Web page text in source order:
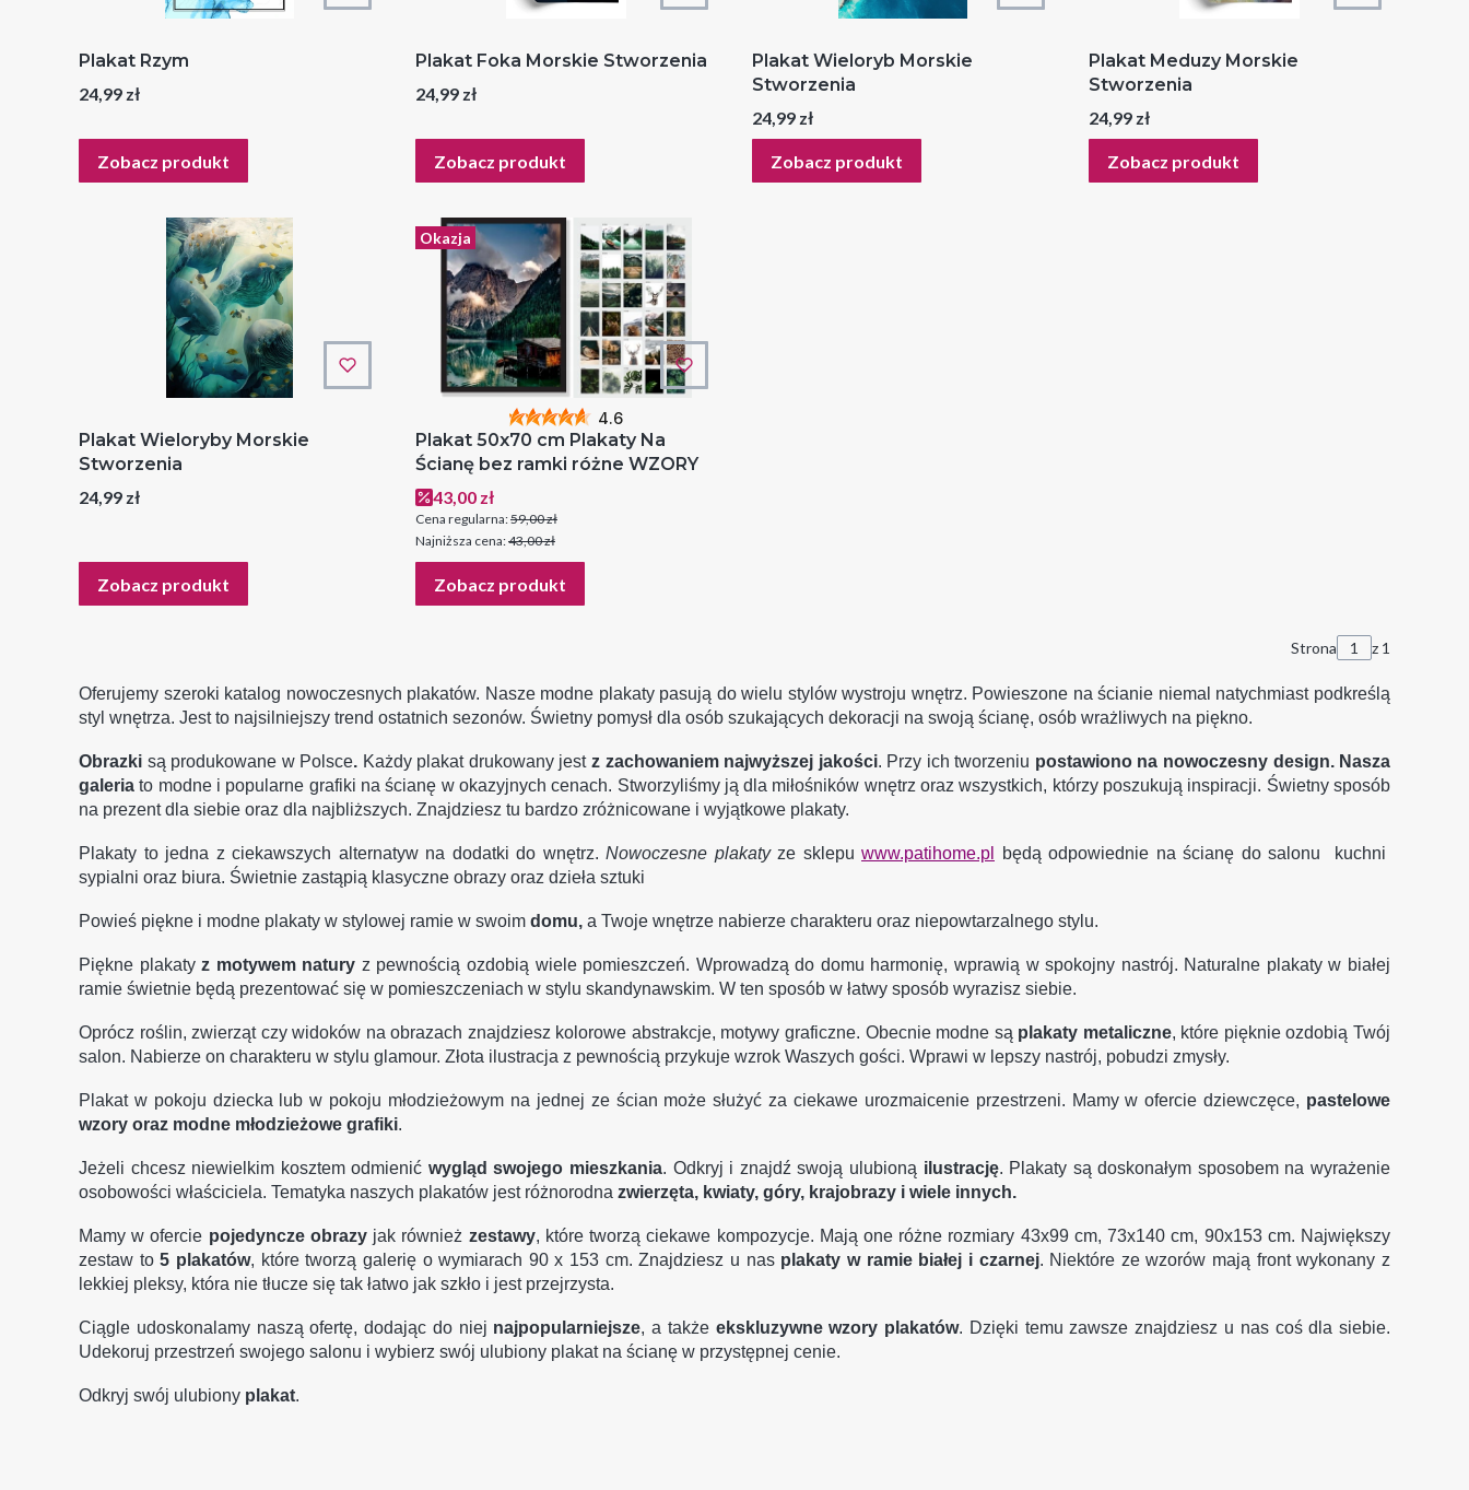
Plakat Rzym
Cena
24,99 zł
Zobacz produkt
Plakat Foka Morskie Stworzenia
Cena
24,99 zł
Zobacz produkt
Plakat Wieloryb Morskie
Stworzenia
Cena
24,99 zł
Zobacz produkt
Plakat Meduzy Morskie
Stworzenia
Cena
24,99 zł
Zobacz produkt
Plakat Wieloryby Morskie
Stworzenia
Cena
24,99 zł
Zobacz produkt
Okazja
4.6
Plakat 50x70 cm Plakaty Na
Ścianę bez ramki różne WZORY
Cena promocyjna
43,00 zł
Cena regularna:59,00 zł
Najniższa cena:43,00 zł
Zobacz produkt
Strona z 1
Oferujemy szeroki katalog nowoczesnych plakatów. Nasze modne plakaty pasują do wielu stylów wystroju wnętrz. Powieszone na ścianie niemal natychmiast podkreślą
styl wnętrza. Jest to najsilniejszy trend ostatnich sezonów. Świetny pomysł dla osób szukających dekoracji na swoją ścianę, osób wrażliwych na piękno.
Obrazki są produkowane w Polsce. Każdy plakat drukowany jest z zachowaniem najwyższej jakości. Przy ich tworzeniu postawiono na nowoczesny design. Nasza
galeriato modne i popularne grafiki na ścianę w okazyjnych cenach. Stworzyliśmy ją dla miłośników wnętrz oraz wszystkich, którzy poszukują inspiracji. Świetny sposób
na prezent dla siebie oraz dla najbliższych. Znajdziesz tu bardzo zróżnicowane i wyjątkowe plakaty.
Plakaty to jedna z ciekawszych alternatyw na dodatki do wnętrz. Nowoczesne plakatyze sklepu www.patihome.pl
będą odpowiednie na ścianę do salonu kuchni
sypialni oraz biura. Świetnie zastąpią klasyczne obrazy oraz dzieła sztuki
Powieś piękne i modne plakaty w stylowej ramie w swoim domu, a Twoje wnętrze nabierze charakteru oraz niepowtarzalnego stylu.
Piękne plakatyz motywem natury z pewnością ozdobią wiele pomieszczeń. Wprowadzą do domu harmonię, wprawią w spokojny nastrój. Naturalne plakaty w białej
ramie świetnie będą prezentować się w pomieszczeniach w stylu skandynawskim. W ten sposób w łatwy sposób wyrazisz siebie.
Oprócz roślin, zwierząt czy widoków na obrazach znajdziesz kolorowe abstrakcje, motywy graficzne. Obecnie modne są plakaty metaliczne, które pięknie ozdobią Twój
salon. Nabierze on charakteru w stylu glamour. Złota ilustracja z pewnością przykuje wzrok Waszych gości. Wprawi w lepszy nastrój, pobudzi zmysły.
Plakat w pokoju dziecka lub w pokoju młodzieżowym na jednej ze ścian może służyć za ciekawe urozmaicenie przestrzeni. Mamy w ofercie dziewczęce, pastelowe
wzory oraz modne młodzieżowe grafiki.
Jeżeli chcesz niewielkim kosztem odmienić wygląd swojego mieszkania. Odkryj i znajdź swoją ulubioną ilustrację. Plakaty są doskonałym sposobem na wyrażenie
osobowości właściciela. Tematyka naszych plakatów jest różnorodna zwierzęta, kwiaty, góry, krajobrazy i wiele innych.
Mamy w ofercie pojedyncze obrazyjak również zestawy, które tworzą ciekawe kompozycje. Mają one różne rozmiary 43x99 cm, 73x140 cm, 90x153 cm. Największy
zestaw to5 plakatów, które tworzą galerię o wymiarach 90 x 153 cm. Znajdziesz u nas plakaty w ramie białej i czarnej. Niektóre ze wzorów mają front wykonany z
lekkiej pleksy, która nie tłucze się tak łatwo jak szkło i jest przejrzysta.
Ciągle udoskonalamy naszą ofertę, dodając do niej najpopularniejsze, a także ekskluzywne wzory plakatów. Dzięki temu zawsze znajdziesz u nas coś dla siebie.
Udekoruj przestrzeń swojego salonu i wybierz swój ulubiony plakat na ścianę w przystępnej cenie.
Odkryj swój ulubiony plakat.